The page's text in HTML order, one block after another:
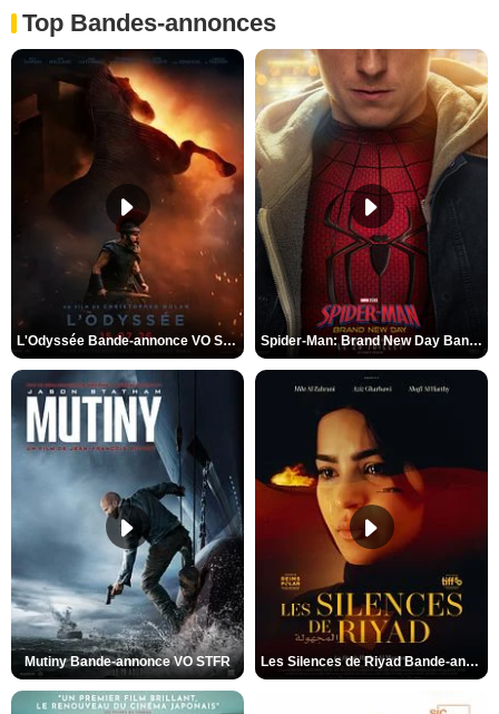
Top Bandes-annonces
L'Odyssée Bande-annonce VO STFR Spider-Man: Brand New Day Bande-annonce VO STFR
Mutiny Bande-annonce VO STFR Les Silences de Riyad Bande-annonce VO STFR